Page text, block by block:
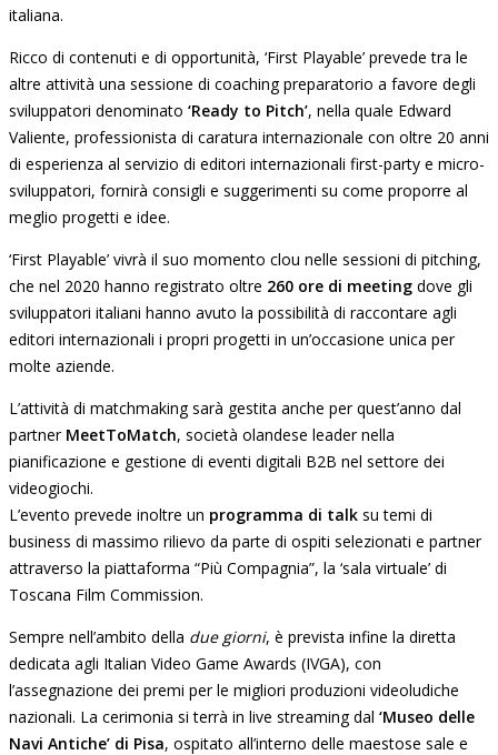
italiana.
Ricco di contenuti e di opportunità, ‘First Playable’ prevede tra le
altre attività una sessione di coaching preparatorio a favore degli
sviluppatori denominato ‘Ready to Pitch’, nella quale Edward
Valiente, professionista di caratura internazionale con oltre 20 anni
di esperienza al servizio di editori internazionali first-party e micro-
sviluppatori, fornirà consigli e suggerimenti su come proporre al
meglio progetti e idee.
‘First Playable’ vivrà il suo momento clou nelle sessioni di pitching,
che nel 2020 hanno registrato oltre 260 ore di meeting dove gli
sviluppatori italiani hanno avuto la possibilità di raccontare agli
editori internazionali i propri progetti in un’occasione unica per
molte aziende.
L’attività di matchmaking sarà gestita anche per quest’anno dal
partner MeetToMatch, società olandese leader nella
pianificazione e gestione di eventi digitali B2B nel settore dei
videogiochi.
L’evento prevede inoltre un programma di talk su temi di
business di massimo rilievo da parte di ospiti selezionati e partner
attraverso la piattaforma “Più Compagnia”, la ‘sala virtuale’ di
Toscana Film Commission.
Sempre nell’ambito della due giorni, è prevista infine la diretta
dedicata agli Italian Video Game Awards (IVGA), con
l’assegnazione dei premi per le migliori produzioni videoludiche
nazionali. La cerimonia si terrà in live streaming dal ‘Museo delle
Navi Antiche’ di Pisa, ospitato all’interno delle maestose sale e